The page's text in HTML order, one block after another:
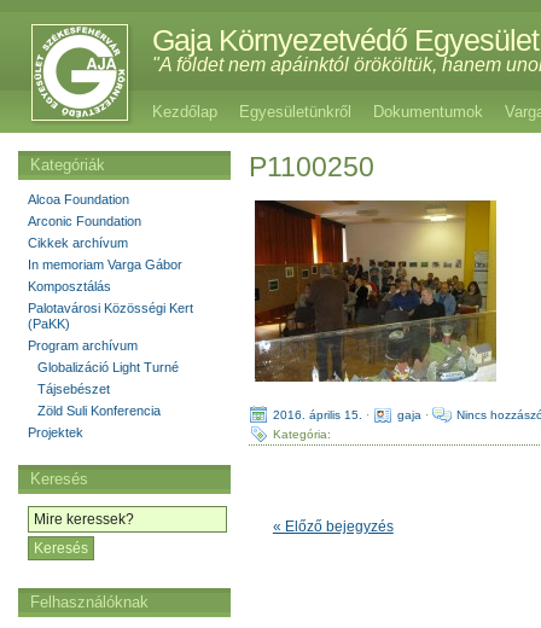
Gaja Környezetvédő Egyesület
"A földet nem apáinktól örököltük, hanem
Kezdőlap Egyesületünkről Dokumentumok
P1100250
2016. április 15. · gaja ·
Nincs
Kategória:
« Előző bejegyzés
Kategóriák
Alcoa Foundation
Arconic Foundation
Cikkek archívum
In memoriam Varga Gábor
Komposztálás
Palotavárosi Közösségi Kert
(PaKK)
Program archívum
Globalizáció Light Turné
Tájsebészet
Zöld Suli Konferencia
Projektek
Keresés
Felhasználóknak